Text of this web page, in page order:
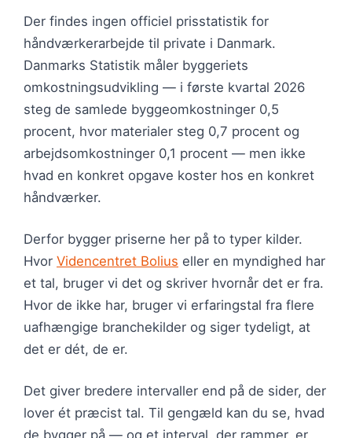
Der findes ingen officiel prisstatistik for
håndværkerarbejde til private i Danmark.
Danmarks Statistik måler byggeriets
omkostningsudvikling — i første kvartal 2026
steg de samlede byggeomkostninger 0,5
procent, hvor materialer steg 0,7 procent og
arbejdsomkostninger 0,1 procent — men ikke
hvad en konkret opgave koster hos en konkret
håndværker.
Derfor bygger priserne her på to typer kilder.
Hvor Videncentret Bolius eller en myndighed har
et tal, bruger vi det og skriver hvornår det er fra.
Hvor de ikke har, bruger vi erfaringstal fra flere
uafhængige branchekilder og siger tydeligt, at
det er dét, de er.
Det giver bredere intervaller end på de sider, der
lover ét præcist tal. Til gengæld kan du se, hvad